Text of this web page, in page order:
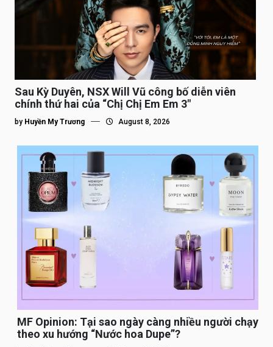
Sau Kỳ Duyên, NSX Will Vũ công bố diễn viên
chính thứ hai của “Chị Chị Em Em 3″
by Huyền My Trương August 8, 2026
MF Opinion: Tại sao ngày càng nhiều người chạy
theo xu hướng “Nước hoa Dupe”?